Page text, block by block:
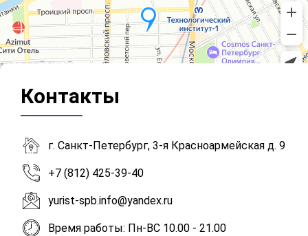
Контакты
г. Санкт-Петербург, 3-я Красноармейская д. 9
+7 (812) 425-39-40
yurist-spb.info@yandex.ru
Время работы: Пн-ВС 10.00 - 21.00